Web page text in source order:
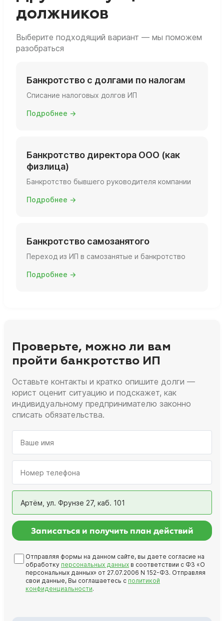
бизнесе.
должников
Выберите подходящий вариант — мы поможем
разобраться
Банкротство с долгами по налогам
Списание налоговых долгов ИП
Подробнее →
Банкротство директора ООО (как
физлица)
Банкротство бывшего руководителя компании
Подробнее →
Банкротство самозанятого
Переход из ИП в самозанятые и банкротство
Подробнее →
Проверьте, можно ли вам
пройти банкротство ИП
Оставьте контакты и кратко опишите долги —
юрист оценит ситуацию и подскажет, как
индивидуальному предпринимателю законно
списать обязательства.
Артём, ул. Фрунзе 27, каб. 101
Записаться и получить план действий
Отправляя формы на данном сайте, вы даете согласие на
обработку персональных данных в соответствии с ФЗ «О
персональных данных» от 27.07.2006 N 152-ФЗ. Отправляя
свои данные, Вы соглашаетесь с политикой
конфиденциальности.